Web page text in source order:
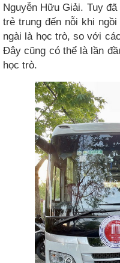
Nguyễn Hữu Giải. Tuy
trẻ trung đến nỗi khi
ngài là học trò, so với
Đây cũng có thể là lần
học trò.